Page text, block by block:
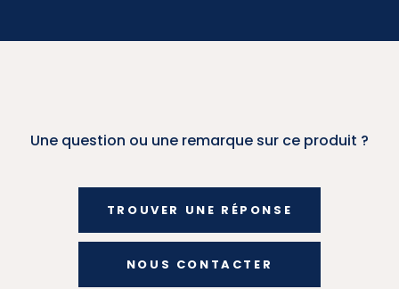
Une question ou une remarque sur ce produit ?
TROUVER UNE RÉPONSE
NOUS CONTACTER